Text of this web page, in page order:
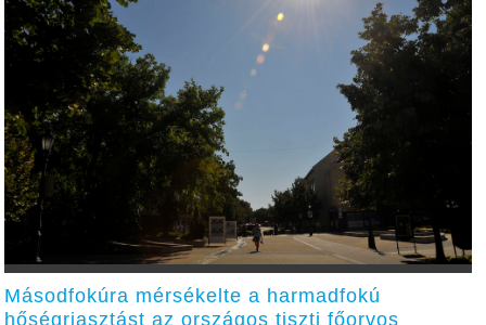
Másodfokúra mérsékelte a harmadfokú
hőségriasztást az országos tiszti főorvos